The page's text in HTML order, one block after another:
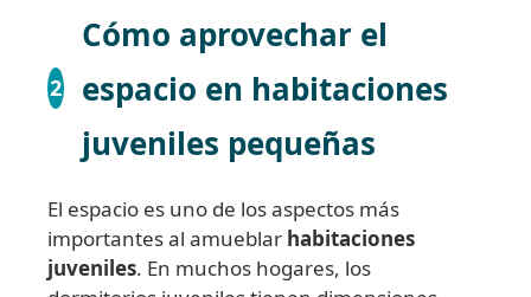
2
Cómo aprovechar el
espacio en habitaciones
juveniles pequeñas
El espacio es uno de los aspectos más
importantes al amueblar habitaciones
juveniles. En muchos hogares, los